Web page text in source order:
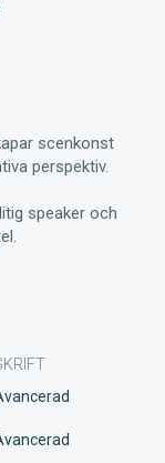
scenkonst
perspektiv.
speaker och